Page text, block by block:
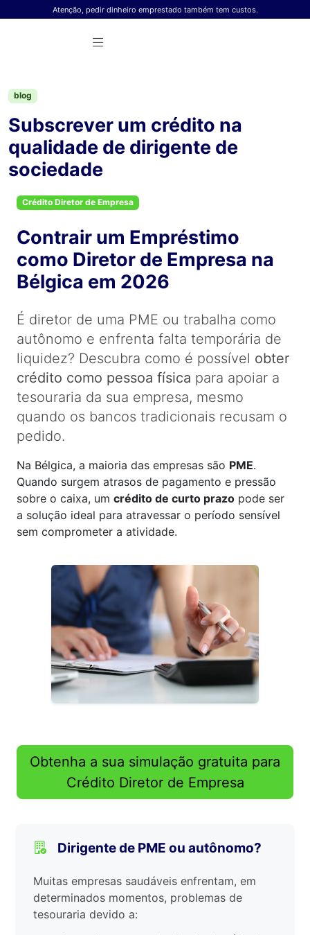
Skip to contentAtenção, pedir dinheiro emprestado também tem custos.
blog
Subscrever um crédito na
qualidade de dirigente de
sociedade
Crédito Diretor de Empresa
Contrair um Empréstimo
como Diretor de Empresa na
Bélgica em 2026
É diretor de uma PME ou trabalha como
autônomo e enfrenta falta temporária de
liquidez? Descubra como é possível obter
crédito como pessoa física para apoiar a
tesouraria da sua empresa, mesmo
quando os bancos tradicionais recusam o
pedido.
Na Bélgica, a maioria das empresas são PME.
Quando surgem atrasos de pagamento e pressão
sobre o caixa, um crédito de curto prazo pode ser
a solução ideal para atravessar o período sensível
sem comprometer a atividade.
Obtenha a sua simulação gratuita para
Crédito Diretor de Empresa
Dirigente de PME ou autônomo?
Muitas empresas saudáveis enfrentam, em
determinados momentos, problemas de
tesouraria devido a: